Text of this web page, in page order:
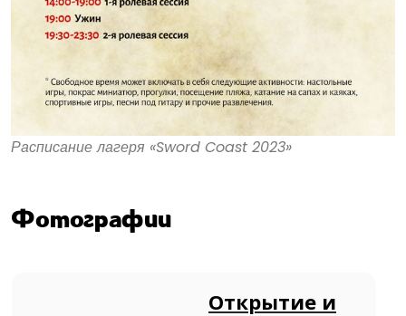
Расписание лагеря «Sword Coast 2023»
Фотографии
Открытие и